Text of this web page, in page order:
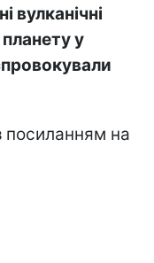
вулканічні
у
посиланням на